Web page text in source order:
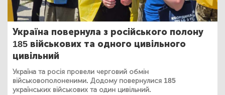
Україна повернула з російського полону
185 військових та одного цивільного
цивільний
Україна та росія провели черговий обмін
військовополоненими. Додому повернулися 185
українських військових та один цивільний.